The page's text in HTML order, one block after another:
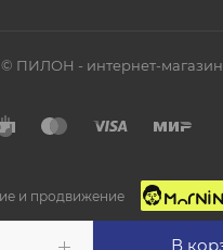
В
© ПИЛОН - интернет-магазин
и продвижение